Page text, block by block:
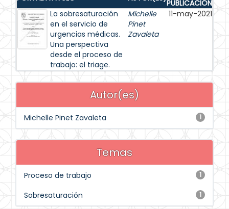
PUBLICACIÓN
La sobresaturación
en el servicio de
urgencias médicas.
Una perspectiva
desde el proceso de
trabajo: el triage.
Michelle
Pinet
Zavaleta
11-may-2021
Autor(es)
1
Michelle Pinet Zavaleta
Temas
1
Proceso de trabajo
1
Sobresaturación